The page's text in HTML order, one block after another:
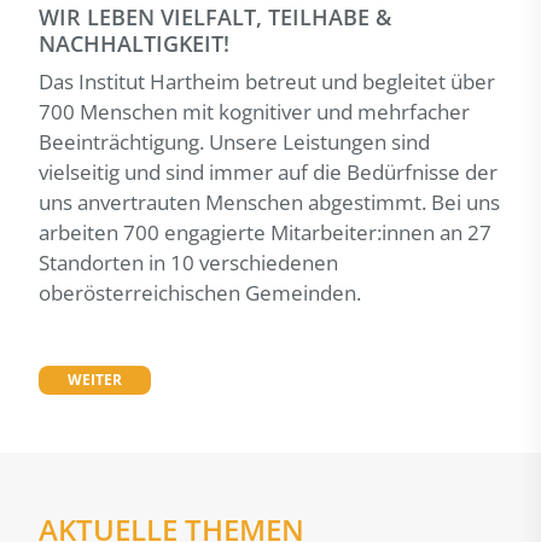
WIR LEBEN VIELFALT, TEILHABE &
NACHHALTIGKEIT!
Das Institut Hartheim betreut und begleitet über
700 Menschen mit kognitiver und mehrfacher
Beeinträchtigung. Unsere Leistungen sind
vielseitig und sind immer auf die Bedürfnisse der
uns anvertrauten Menschen abgestimmt. Bei uns
arbeiten 700 engagierte Mitarbeiter:innen an 27
Standorten in 10 verschiedenen
oberösterreichischen Gemeinden.
WEITER
AKTUELLE THEMEN